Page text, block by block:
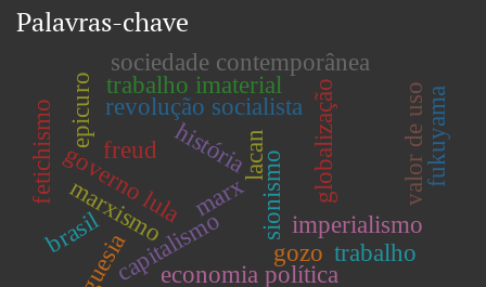
Palavras-chave
freud
marx
lacan
capitalismo
economia política
gozo
globalização
imperialismo
revolução socialista
história
marxismo
governo lula sionismo
fetichismo
trabalho imaterial
trabalho
sociedade contemporânea
valor de uso
brasil
epicuro fukuyama